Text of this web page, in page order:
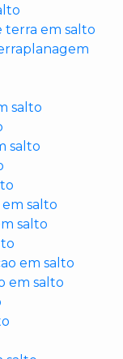
terra em salto
salto
salto
em salto
salto
em salto
em salto